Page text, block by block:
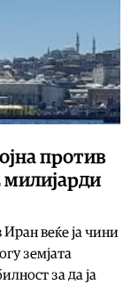
против
милијарди
веќе ја чини
земјата
за да ја